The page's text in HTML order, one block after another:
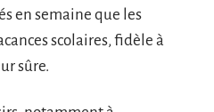
en semaine que les
scolaires, fidèle à
sûre.